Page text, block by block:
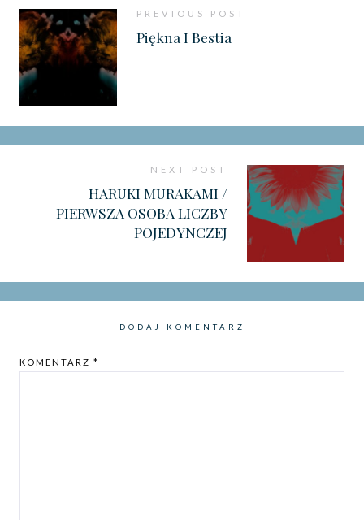
PREVIOUS POST
Piękna I Bestia
NEXT POST
HARUKI MURAKAMI /
PIERWSZA OSOBA LICZBY
POJEDYNCZEJ
DODAJ KOMENTARZ
KOMENTARZ *